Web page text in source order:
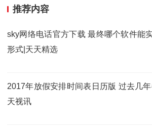
推荐内容
sky网络电话官方下载 最终哪个软件能
形式|天天精选
2017年放假安排时间表日历版 过去几
天视讯